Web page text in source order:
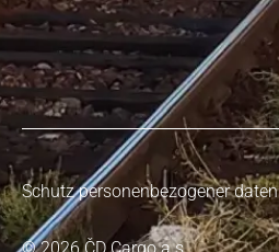
Schutz personenbezogener daten